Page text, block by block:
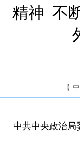
精神 不
【 中
中共中央政治局